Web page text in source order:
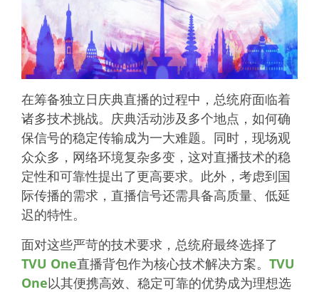
在筹备独立日庆典直播的过程中，总统府面临着
诸多技术挑战。庆典活动涉及多个地点，如何确
保信号的稳定传输成为一大难题。同时，现场观
众众多，网络环境复杂多变，这对直播技术的稳
定性和可靠性提出了更高要求。此外，考虑到国
际传播的需求，直播信号还需具备高质量、低延
迟的特性。
面对这些严苛的技术要求，总统府最终选择了
TVU One直播背包作为核心技术解决方案。 TVU
One以其便携高效、稳定可靠的优势成为理想选